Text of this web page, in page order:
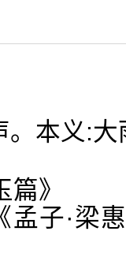
。本义:大
》
子·梁